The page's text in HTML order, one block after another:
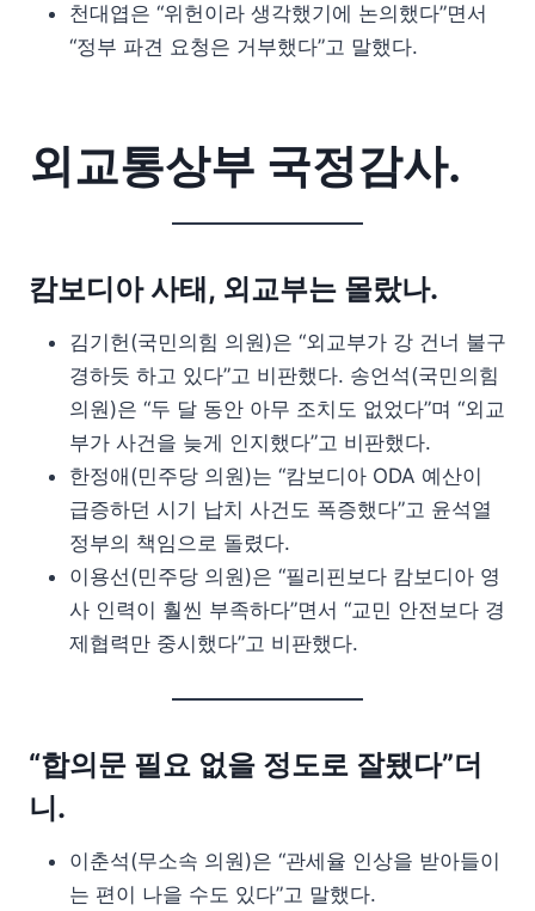
천대엽은 “위헌이라 생각했기에 논의했다”면서
“정부 파견 요청은 거부했다”고 말했다.
외교통상부 국정감사.
캄보디아 사태, 외교부는 몰랐나.
김기헌(국민의힘 의원)은 “외교부가 강 건너 불구
경하듯 하고 있다”고 비판했다. 송언석(국민의힘
의원)은 “두 달 동안 아무 조치도 없었다”며 “외교
부가 사건을 늦게 인지했다”고 비판했다.
한정애(민주당 의원)는 “캄보디아 ODA 예산이
급증하던 시기 납치 사건도 폭증했다”고 윤석열
정부의 책임으로 돌렸다.
이용선(민주당 의원)은 “필리핀보다 캄보디아 영
사 인력이 훨씬 부족하다”면서 “교민 안전보다 경
제협력만 중시했다”고 비판했다.
“합의문 필요 없을 정도로 잘됐다”더
니.
이춘석(무소속 의원)은 “관세율 인상을 받아들이
는 편이 나을 수도 있다”고 말했다.